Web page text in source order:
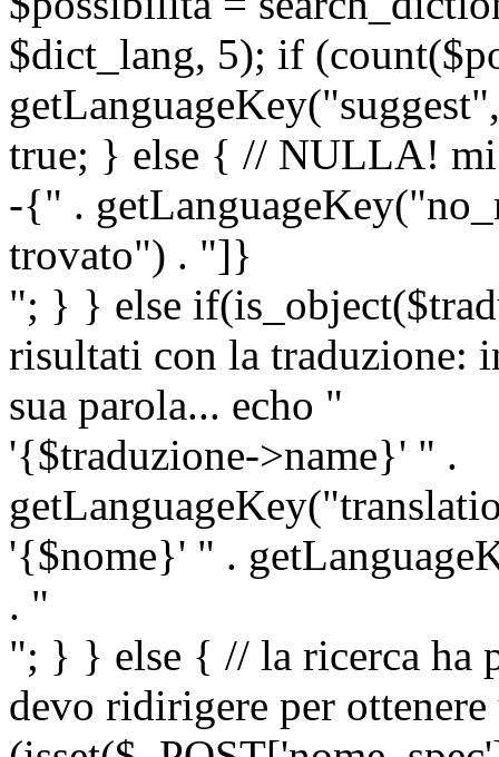
$dict_lang, 5); if
true; } else { // NULLA! mi
-{" .
trovato") . "]}
"; } } else
risultati con la traduzione:
sua parola... echo "
'{$traduzione->name}' " .
'{$nome}' " .
. "
"; } } else { // la ricerca ha
devo ridirigere per